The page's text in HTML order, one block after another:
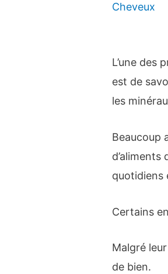
Cheveux
L’une des
est de
les
Beaucoup
d’aliments
quotidiens
Certains
Malgré
de bien.